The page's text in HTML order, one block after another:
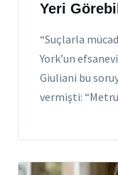
Yeri
“Suçlarla
York’un
Giuliani bu
vermişti: